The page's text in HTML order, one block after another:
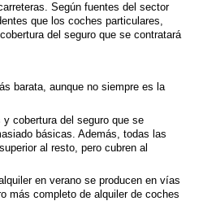
Según fuentes del sector
que los coches particulares,
del seguro que se contratará
barata, aunque no siempre es la
cobertura del seguro que se
básicas. Además, todas las
al resto, pero cubren al
en verano se producen en vías
más completo de alquiler de coches